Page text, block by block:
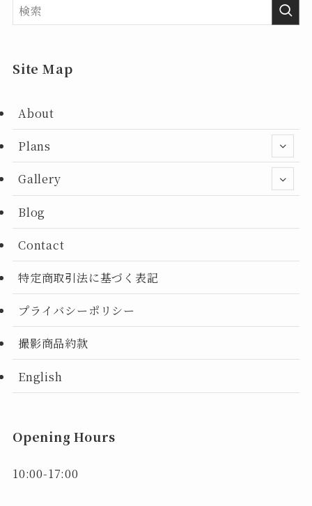
Site Map
About
Plans
Gallery
Blog
Contact
特定商取引法に基づく表記
プライバシーポリシー
撮影商品約款
English
Opening Hours
10:00-17:00